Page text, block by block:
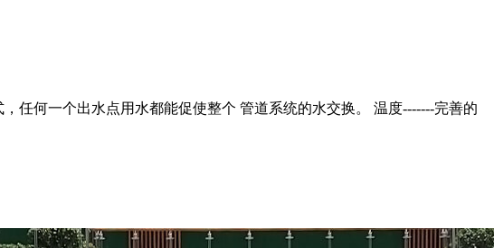
任何一个出水点用水都能促使整个 管道系统的水交换。 温度-------完善的